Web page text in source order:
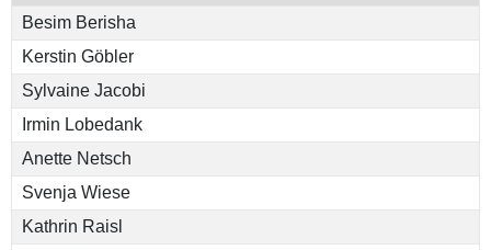
Besim Berisha
Kerstin Göbler
Sylvaine Jacobi
Irmin Lobedank
Anette Netsch
Svenja Wiese
Kathrin Raisl